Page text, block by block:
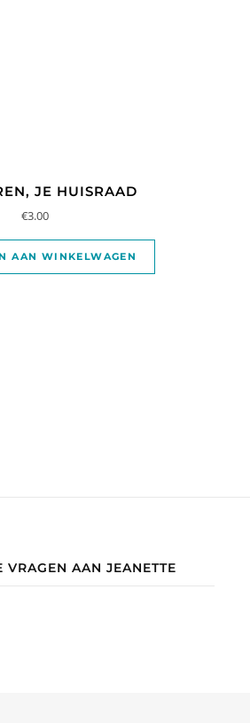
JE HUISRAAD
€3.00
AAN WINKELWAGEN
VRAGEN AAN JEANETTE